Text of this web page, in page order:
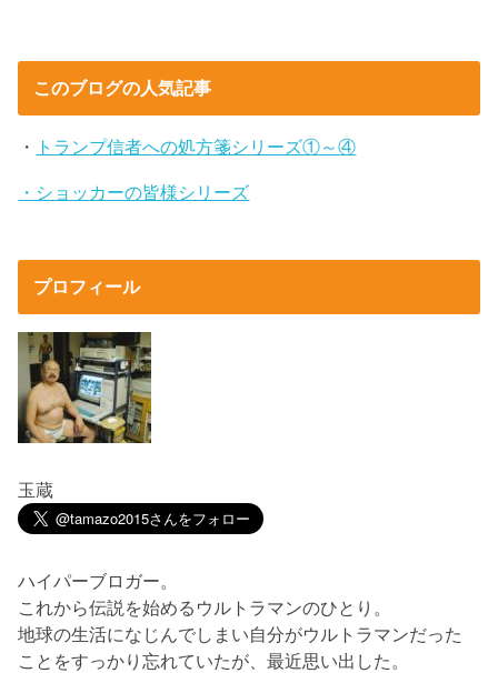
このブログの人気記事
・ トランプ信者への処方箋シリーズ①～④
・ショッカーの皆様シリーズ
プロフィール
玉蔵
ハイパーブロガー。
これから伝説を始めるウルトラマンのひとり。
地球の生活になじんでしまい自分がウルトラマンだった
ことをすっかり忘れていたが、最近思い出した。